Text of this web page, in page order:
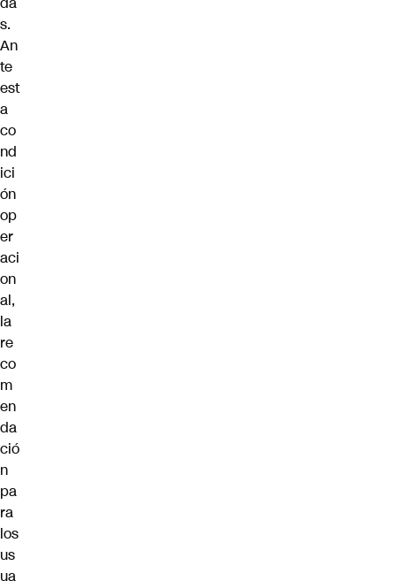
s.
An
te
est
a
co
nd
ici
ón
op
er
aci
on
al,
la
re
co
m
en
da
ció
n
pa
ra
los
us
ua